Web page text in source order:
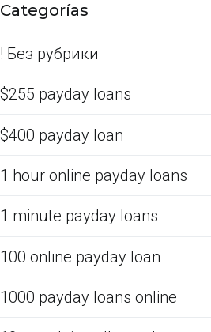
Categorías
! Без рубрики
$255 payday loans
$400 payday loan
1 hour online payday loans
1 minute payday loans
100 online payday loan
1000 payday loans online